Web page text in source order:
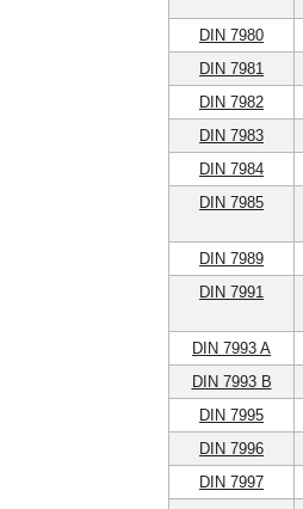
DIN 7980
DIN 7981
DIN 7982
DIN 7983
DIN 7984
DIN 7985
DIN 7989
DIN 7991
DIN 7993 A
DIN 7993 B
DIN 7995
DIN 7996
DIN 7997